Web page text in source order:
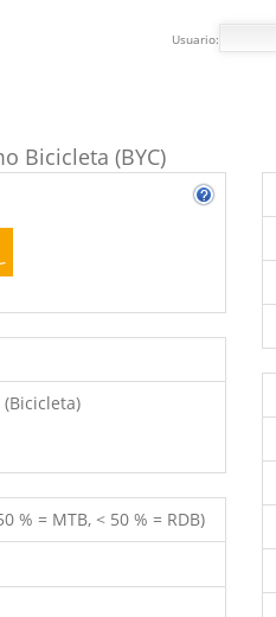
Usuario:
Bicicleta (BYC)
(Bicicleta)
% = MTB, < 50 % = RDB)